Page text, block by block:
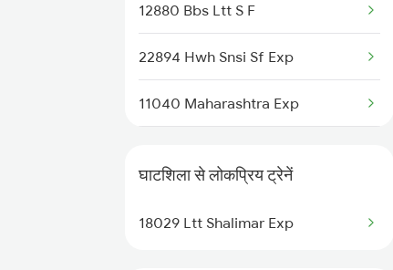
12880 Bbs Ltt S F
22894 Hwh Snsi Sf Exp
11040 Maharashtra Exp
घाटशिला से लोकप्रिय ट्रेनें
18029 Ltt Shalimar Exp